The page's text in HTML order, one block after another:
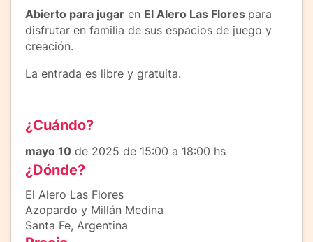
Abierto para jugar en El Alero Las Flores para
disfrutar en familia de sus espacios de juego y
creación.
La entrada es libre y gratuita.
¿Cuándo?
mayo 10 de 2025 de 15:00 a 18:00 hs
¿Dónde?
El Alero Las Flores
Azopardo y Millán Medina
Santa Fe, Argentina